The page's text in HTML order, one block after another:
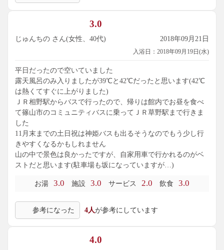
3.0
じゅんちの さん(女性、40代) 2018年09月21日
入浴日：2018年09月19日(水)
平日だったので空いていました
露天風呂のみ入りましたが39℃と42℃だったと思います(42℃
は熱くてすぐに上がりました)
ＪＲ相野駅からバスで行ったので、帰りは館内でお昼を食べ
て篠山市のコミュニティバスに乗ってＪＲ草野駅まで行きま
した
11月末までの土日祝は神姫バスも出るそうなのでもう少し行
きやすくなるかもしれません
山の中で景色は良かったですが、自家用車で行かれるのがベ
ストだと思います(駐車場も坂になっていますが…)
お湯 3.0 施設 3.0 サービス 2.0 飲食 3.0
参考になった 4人が参考にしています
4.0